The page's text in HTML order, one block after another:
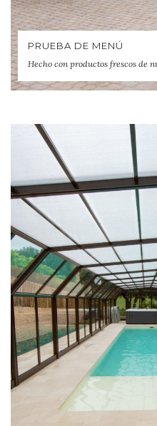
PRUEBA DE MENÚ
Hecho con productos frescos de